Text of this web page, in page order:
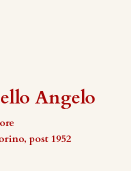
Angelo
post 1952